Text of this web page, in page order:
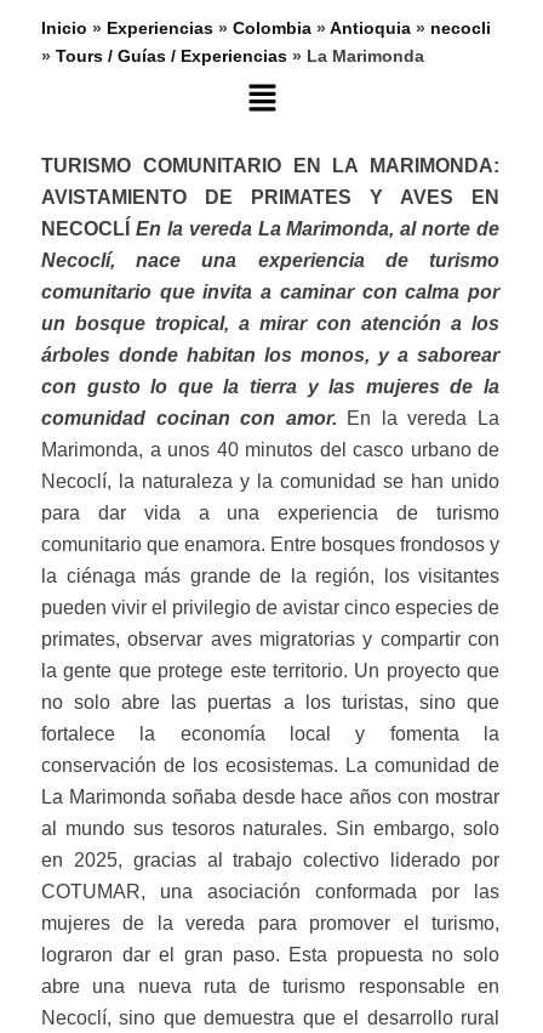
Inicio » Experiencias » Colombia »Antioquia » necocli
» Tours / Guías / Experiencias » La Marimonda
Main
TURISMO COMUNITARIO EN LA MARIMONDA:
AVISTAMIENTO DE PRIMATES Y AVES EN
NECOCLÍ En la vereda La Marimonda, al norte de
Necoclí, nace una experiencia de turismo
comunitario que invita a caminar con calma por
un bosque tropical, a mirar con atención a los
árboles donde habitan los monos, y a saborear
con gusto lo que la tierra y las mujeres de la
comunidad cocinan con amor. En la vereda La
Marimonda, a unos 40 minutos del casco urbano de
Necoclí, la naturaleza y la comunidad se han unido
para dar vida a una experiencia de turismo
comunitario que enamora. Entre bosques frondosos y
la ciénaga más grande de la región, los visitantes
pueden vivir el privilegio de avistar cinco especies de
primates, observar aves migratorias y compartir con
la gente que protege este territorio. Un proyecto que
no solo abre las puertas a los turistas, sino que
fortalece la economía local y fomenta la
conservación de los ecosistemas. La comunidad de
La Marimonda soñaba desde hace años con mostrar
al mundo sus tesoros naturales. Sin embargo, solo
en 2025, gracias al trabajo colectivo liderado por
COTUMAR, una asociación conformada por las
mujeres de la vereda para promover el turismo,
lograron dar el gran paso. Esta propuesta no solo
abre una nueva ruta de turismo responsable en
Necoclí, sino que demuestra que el desarrollo rural